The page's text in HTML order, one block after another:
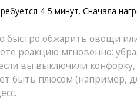
4-5 минут. Сначала
быстро обжарить овощи
реакцию мгновенно:
вы выключили
быть плюсом (например,